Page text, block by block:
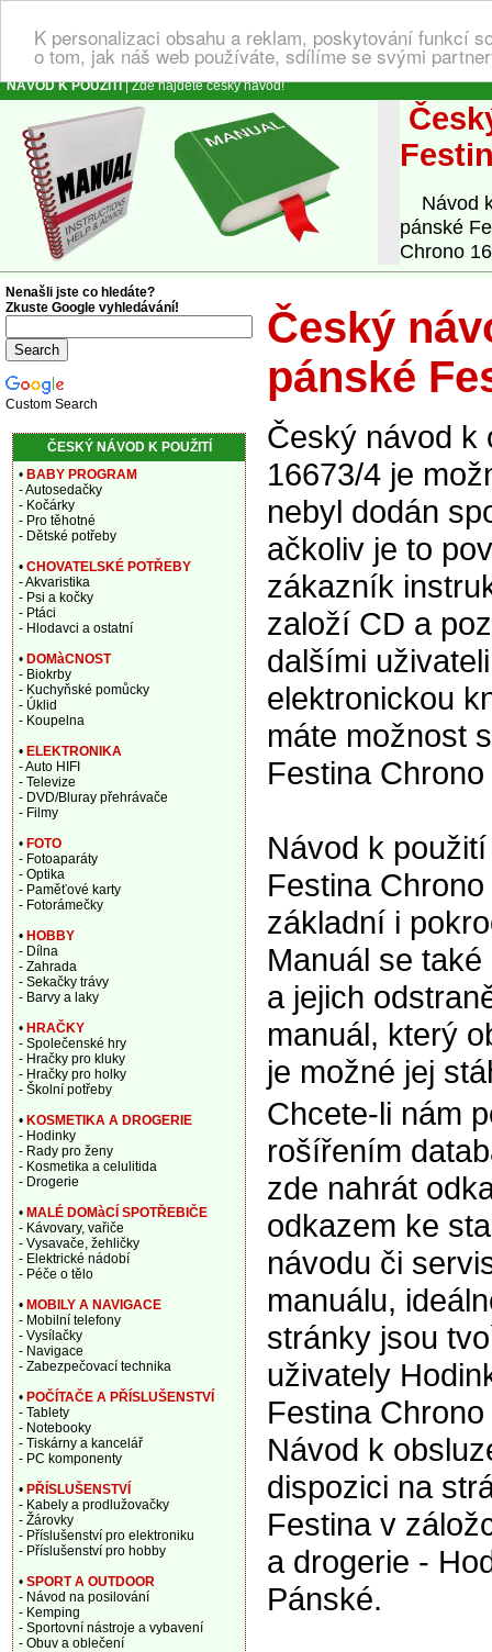
K personalizaci obsahu a reklam, poskytování funkcí
o tom, jak náš web používáte, sdílíme se svými
NÁVOD K POUŽITÍ| Zde najdete český návod!
Návod k
pánské
Chrono
Český
pánské
Český návod k
16673/4 je
nebyl dodán
ačkoliv je to
zákazník
založí CD a
dalšími
elektronickou
máte možnost
Festina
Návod k
Festina
základní i
Manuál se
a jejich
manuál, který
je možné jej
Chcete-li nám
rošířením
zde nahrát
odkazem ke
návodu či
manuálu,
stránky jsou
uživately
Festina
Návod k
dispozici na
Festina v
a drogerie -
Pánské.
Nenašli jste co hledáte?
Zkuste Google vyhledávání!
Custom Search
ČESKÝ NÁVOD K POUŽITÍ
• BABY PROGRAM
- Autosedačky
- Kočárky
- Pro těhotné
- Dětské potřeby
• CHOVATELSKÉ POTŘEBY
- Akvaristika
- Psi a kočky
- Ptáci
- Hlodavci a ostatní
• DOMàCNOST
- Biokrby
- Kuchyňské pomůcky
- Úklid
- Koupelna
• ELEKTRONIKA
- Auto HIFI
- Televize
- DVD/Bluray přehrávače
- Filmy
• FOTO
- Fotoaparáty
- Optika
- Paměťové karty
- Fotorámečky
• HOBBY
- Dílna
- Zahrada
- Sekačky trávy
- Barvy a laky
• HRAČKY
- Společenské hry
- Hračky pro kluky
- Hračky pro holky
- Školní potřeby
• KOSMETIKA A DROGERIE
- Hodinky
- Rady pro ženy
- Kosmetika a celulitida
- Drogerie
• MALÉ DOMàCÍ SPOTŘEBIČE
- Kávovary, vařiče
- Vysavače, žehličky
- Elektrické nádobí
- Péče o tělo
• MOBILY A NAVIGACE
- Mobilní telefony
- Vysílačky
- Navigace
- Zabezpečovací technika
• POČÍTAČE A PŘÍSLUŠENSTVÍ
- Tablety
- Notebooky
- Tiskárny a kancelář
- PC komponenty
• PŘÍSLUŠENSTVÍ
- Kabely a prodlužovačky
- Žárovky
- Příslušenství pro elektroniku
- Příslušenství pro hobby
• SPORT A OUTDOOR
- Návod na posilování
- Kemping
- Sportovní nástroje a vybavení
- Obuv a oblečení